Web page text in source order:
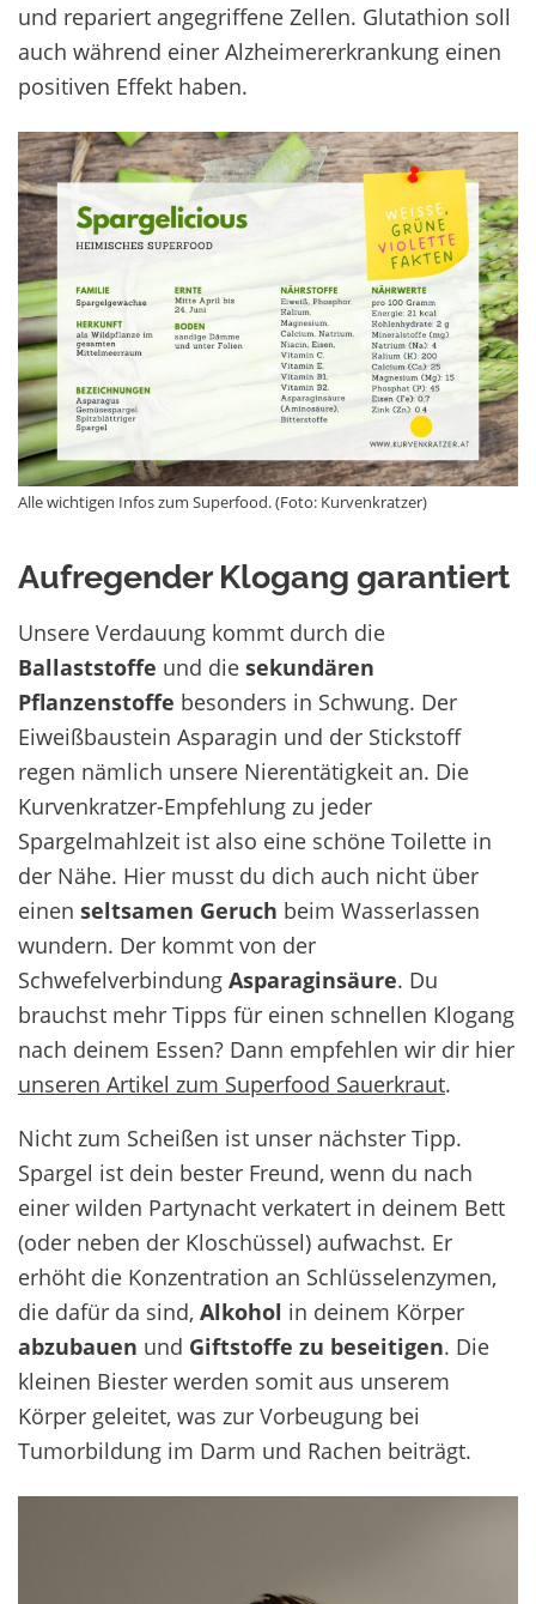
und repariert angegriffene Zellen. Glutathion soll
auch während einer Alzheimererkrankung einen
positiven Effekt haben.
Alle wichtigen Infos zum Superfood. (Foto: Kurvenkratzer)
Aufregender Klogang garantiert
Unsere Verdauung kommt durch die
Ballaststoffe und die sekundären
Pflanzenstoffe besonders in Schwung. Der
Eiweißbaustein Asparagin und der Stickstoff
regen nämlich unsere Nierentätigkeit an. Die
Kurvenkratzer-Empfehlung zu jeder
Spargelmahlzeit ist also eine schöne Toilette in
der Nähe. Hier musst du dich auch nicht über
einen seltsamen Geruch beim Wasserlassen
wundern. Der kommt von der
Schwefelverbindung Asparaginsäure. Du
brauchst mehr Tipps für einen schnellen Klogang
nach deinem Essen? Dann empfehlen wir dir hier
unseren Artikel zum Superfood Sauerkraut.
Nicht zum Scheißen ist unser nächster Tipp.
Spargel ist dein bester Freund, wenn du nach
einer wilden Partynacht verkatert in deinem Bett
(oder neben der Kloschüssel) aufwachst. Er
erhöht die Konzentration an Schlüsselenzymen,
die dafür da sind, Alkohol in deinem Körper
abzubauen und Giftstoffe zu beseitigen. Die
kleinen Biester werden somit aus unserem
Körper geleitet, was zur Vorbeugung bei
Tumorbildung im Darm und Rachen beiträgt.